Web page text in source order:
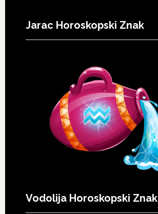
Jarac Horoskopski Znak
Vodolija Horoskopski Znak